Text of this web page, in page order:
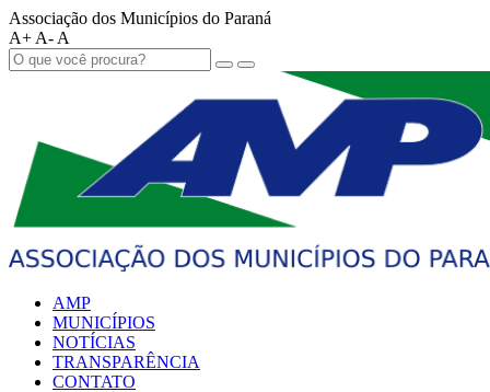
Associação dos Municípios do Paraná
A+ A- A
AMP
MUNICÍPIOS
NOTÍCIAS
TRANSPARÊNCIA
CONTATO